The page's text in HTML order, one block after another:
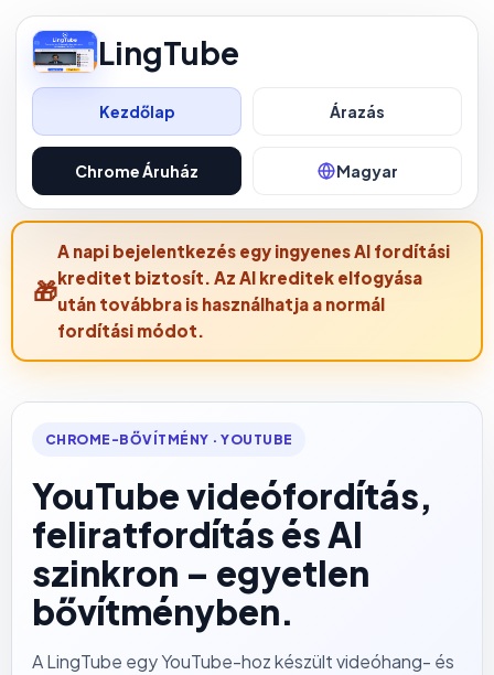
LingTube
Kezdőlap Árazás
Chrome Áruház Magyar
A napi bejelentkezés egy ingyenes AI fordítási
kreditet biztosít. Az AI kreditek elfogyása
után továbbra is használhatja a normál
fordítási módot.
CHROME-BŐVÍTMÉNY · YOUTUBE
YouTube videófordítás,
feliratfordítás és AI
szinkron – egyetlen
bővítményben.
A LingTube egy YouTube-hoz készült videóhang- és